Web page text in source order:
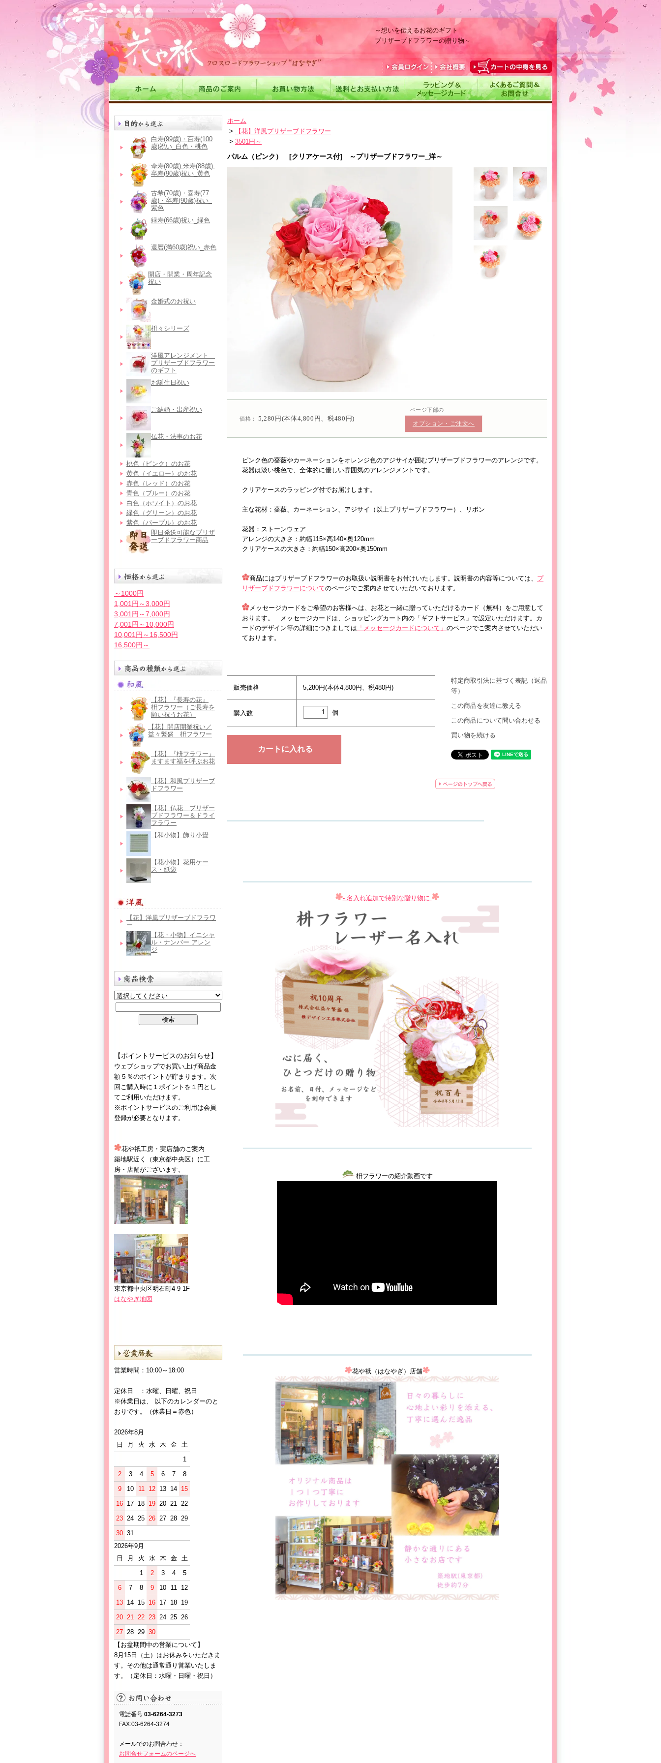
～想いを伝えるお花のギフト
プリザーブドフラワーの贈り物～
白寿(99歳)・百寿(100
歳)祝い_白色・桃色
傘寿(80歳),米寿(88歳),
卒寿(90歳)祝い_黄色
古希(70歳)・喜寿(77
歳)・卒寿(90歳)祝い_
紫色
緑寿(66歳)祝い_緑色
還暦(満60歳)祝い_赤色
開店・開業・周年記念
祝い
金婚式のお祝い
枡々シリーズ
洋風アレンジメント＿
プリザーブドフラワー
のギフト
お誕生日祝い
ご結婚・出産祝い
仏花・法事のお花
桃色（ピンク）のお花
黄色（イエロー）のお花
赤色（レッド）のお花
青色（ブルー）のお花
白色（ホワイト）のお花
緑色（グリーン）のお花
紫色（パープル）のお花
即日発送可能なプリザ
ーブドフラワー商品
～1000円
1,001円～3,000円
3,001円～7,000円
7,001円～10,000円
10,001円～16,500円
16,500円～
【花】『長寿の花』
枡フラワー（ご長寿を
願い祝うお花）
【花】開店開業祝い／
益々繁盛 枡フラワー
【花】『枡フラワー』
ますます福を呼ぶお花
【花】和風プリザーブ
ドフラワー
【花】仏花＿プリザー
ブドフラワー＆ドライ
フラワー
【和小物】飾り小畳
【花小物】花用ケー
ス・紙袋
【花】洋風プリザーブドフラワ
ー
【花・小物】イニシャ
ル・ナンバー アレン
ジ
【ポイントサービスのお知らせ】
ウェブショップでお買い上げ商品金
額５％のポイントが貯まります。次
回ご購入時に１ポイントを１円とし
てご利用いただけます。
※ポイントサービスのご利用は会員
登録が必要となります。
花や祇工房・実店舗のご案内
築地駅近く（東京都中央区）に工
房・店舗がございます。
東京都中央区明石町4-9 1F
はなやぎ地図
営業時間：10:00～18:00
定休日 ：水曜、日曜、祝日
※休業日は、 以下のカレンダーのと
おりです。（休業日＝赤色）
2026年8月
日
月 火 水 木 金
土
1
2
3 4 5 6 7
8
9
10 11 12 13 14 15
16 17 18 19 20 21
22
23 24 25 26 27 28 29
30 31
2026年9月
日
月 火 水 木 金
土
1
2 3 4
5
6
7 8 9 10 11
12
13 14 15 16 17 18 19
20 21 22 23 24 25 26
27 28 29 30
【お盆期間中の営業について】
8月15日（土）はお休みをいただきま
す。その他は通常通り営業いたしま
す。（定休日：水曜・日曜・祝日）
電話番号 03-6264-3273
FAX:03-6264-3274
メールでのお問合わせ：
お問合せフォームのページへ
ホーム
>
【花】洋風プリザーブドフラワー
> 3501円～
パルム（ピンク） [クリアケース付] ～プリザーブドフラワー_洋～
価格： 5,280円(本体4,800円、税480円)
ページ下部の
オプション・ご注文へ
ピンク色の薔薇やカーネーションをオレンジ色のアジサイが囲むプリザーブドフラワーのアレンジです。
花器は淡い桃色で、全体的に優しい雰囲気のアレンジメントです。
クリアケースのラッピング付でお届けします。
主な花材：薔薇、カーネーション、アジサイ（以上プリザーブドフラワー）、リボン
花器：ストーンウェア
アレンジの大きさ：約幅115×高140×奥120mm
クリアケースの大きさ：約幅150×高200×奥150mm
商品にはプリザーブドフラワーのお取扱い説明書をお付けいたします。説明書の内容等については、 プ
リザーブドフラワーについてのページでご案内させていただいております。
メッセージカードをご希望のお客様へは、お花と一緒に贈っていただけるカード（無料）をご用意して
おります。 メッセージカードは、ショッピングカート内の「ギフトサービス」で設定いただけます。カ
ードのデザイン等の詳細につきましては 「メッセージカードについて」 のページでご案内させていただい
ております。
販売価格 5,280円(本体4,800円、税480円)
購入数 個
特定商取引法に基づく表記（返品
等）
この商品を友達に教える
この商品について問い合わせる
買い物を続ける
- 名入れ追加で特別な贈り物に
枡フラワーの紹介動画です
花や祇（はなやぎ）店舗